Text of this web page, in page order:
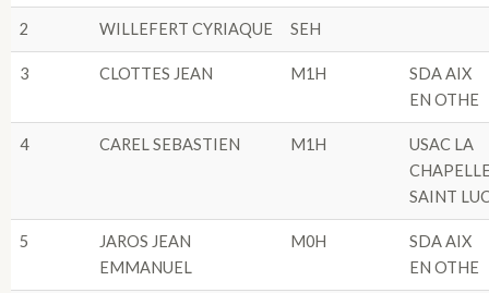
2 WILLEFERT CYRIAQUE SEH
3 CLOTTES JEAN M1H
SDA AIX
EN OTHE
4 CAREL SEBASTIEN M1H
USAC LA
SAINT
5
JAROS JEAN
EMMANUEL
M0H
SDA AIX
EN OTHE